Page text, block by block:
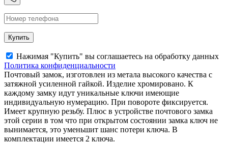
Купить
Нажимая "Купить" вы соглашаетесь на обработку данных
Политика конфиденциальности
Почтовый замок, изготовлен из метала высокого качества с
затяжной усиленной гайкой. Изделие хромировано. К
каждому замку идут уникальные ключи имеющие
индивидуальную нумерацию. При повороте фиксируется.
Имеет крупную резьбу. Плюс в устройстве почтового замка
этой серии в том что при открытом состоянии замка ключ не
вынимается, это уменьшит шанс потери ключа. В
комплектации имеется 2 ключа.